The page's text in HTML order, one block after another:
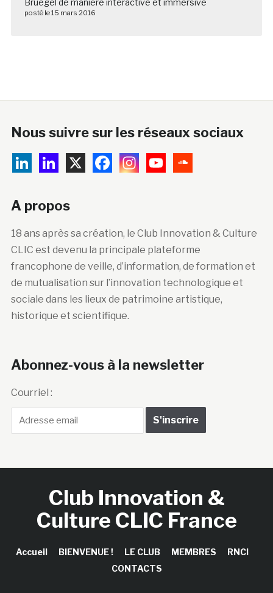
posté le 15 mars 2016
Nous suivre sur les réseaux sociaux
A propos
18 ans après sa création, le Club Innovation & Culture
CLIC est devenu la principale plateforme
francophone de veille, d’information, de formation et
de mutualisation sur l’innovation technologique et
sociale dans les lieux de patrimoine artistique,
historique et scientifique.
Abonnez-vous à la newsletter
Courriel :
Club Innovation &
Culture CLIC France
Accueil BIENVENUE ! LE CLUB MEMBRES
RNCI
CONTACTS